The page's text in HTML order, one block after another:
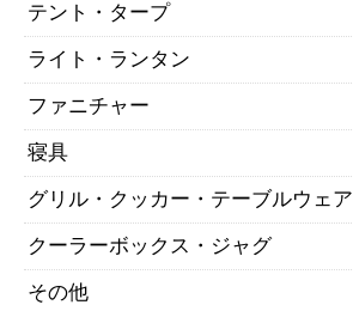
テント・タープ
ライト・ランタン
ファニチャー
寝具
グリル・クッカー・テーブルウェア
クーラーボックス・ジャグ
その他